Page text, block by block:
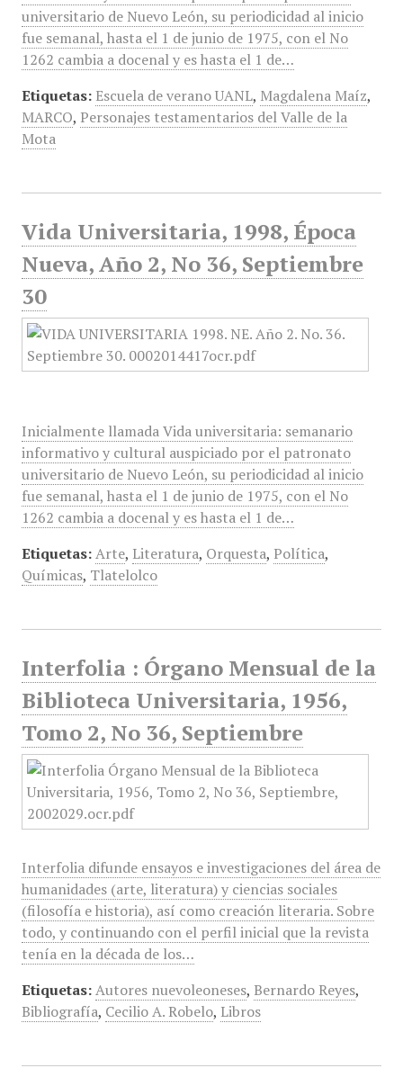
universitario de Nuevo León, su periodicidad al inicio
fue semanal, hasta el 1 de junio de 1975, con el No
1262 cambia a docenal y es hasta el 1 de…
Etiquetas: Escuela de verano UANL, Magdalena Maíz,
MARCO, Personajes testamentarios del Valle de la
Mota
Vida Universitaria, 1998, Época
Nueva, Año 2, No 36, Septiembre
30
Inicialmente llamada Vida universitaria: semanario
informativo y cultural auspiciado por el patronato
universitario de Nuevo León, su periodicidad al inicio
fue semanal, hasta el 1 de junio de 1975, con el No
1262 cambia a docenal y es hasta el 1 de…
Etiquetas: Arte, Literatura, Orquesta, Política,
Químicas, Tlatelolco
Interfolia : Órgano Mensual de la
Biblioteca Universitaria, 1956,
Tomo 2, No 36, Septiembre
Interfolia difunde ensayos e investigaciones del área de
humanidades (arte, literatura) y ciencias sociales
(filosofía e historia), así como creación literaria. Sobre
todo, y continuando con el perfil inicial que la revista
tenía en la década de los…
Etiquetas: Autores nuevoleoneses, Bernardo Reyes,
Bibliografía, Cecilio A. Robelo, Libros